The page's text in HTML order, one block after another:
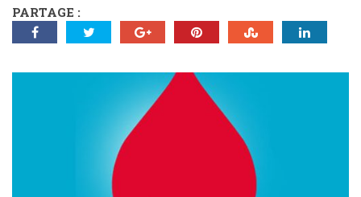
PARTAGE :